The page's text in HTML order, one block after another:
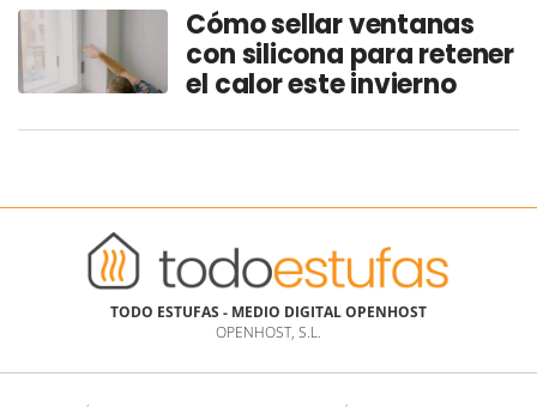
Cómo sellar ventanas
con silicona para retener
el calor este invierno
TODO ESTUFAS - MEDIO DIGITAL OPENHOST
OPENHOST, S.L.